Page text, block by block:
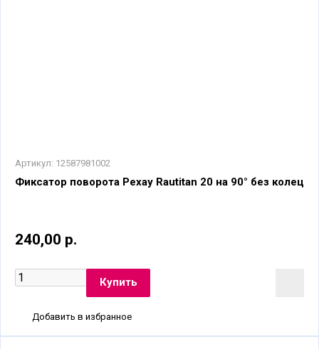
Артикул: 12587981002
Фиксатор поворота Рехау Rautitan 20 на 90° без колец
240,00 р.
Добавить в избранное